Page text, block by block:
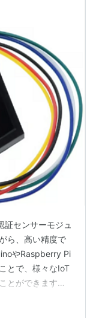
センサーモジュ
ら、高い精度で
やRaspberry Pi
とで、様々なIoT
とができます。
を行うことが、